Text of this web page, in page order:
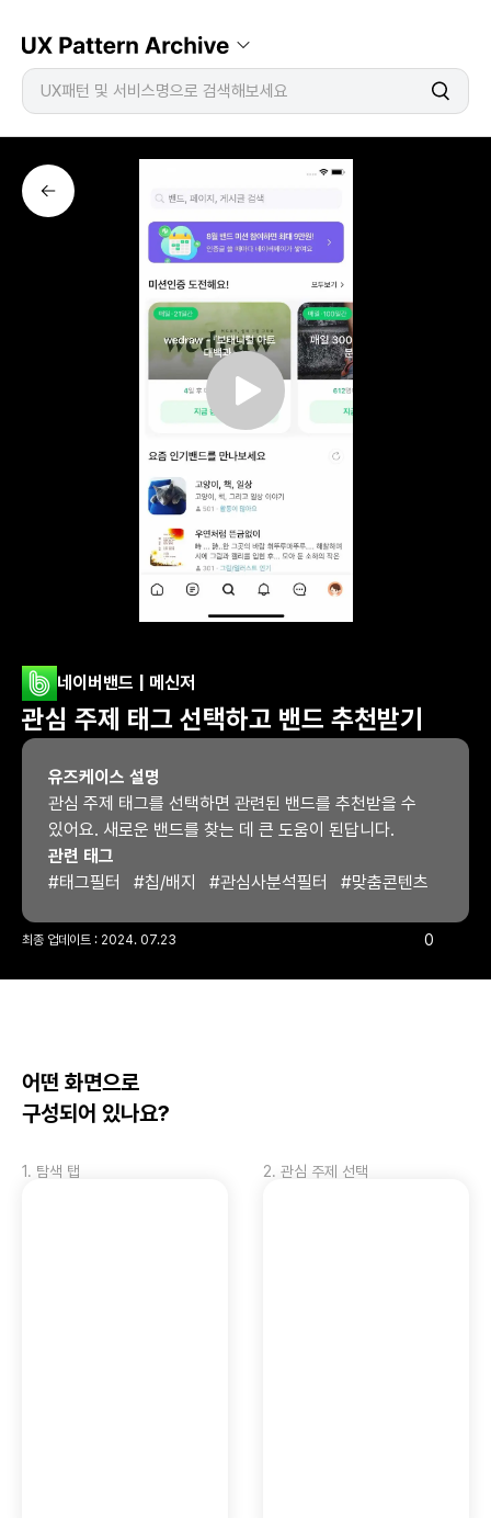
네이버밴드 | 메신저
관심 주제 태그 선택하고 밴드 추천받기
유즈케이스 설명
관심 주제 태그를 선택하면 관련된 밴드를 추천받을 수
있어요. 새로운 밴드를 찾는 데 큰 도움이 된답니다.
관련 태그
#태그필터 #칩/배지 #관심사분석필터 #맞춤콘텐츠
최종 업데이트 : 2024. 07.23 0
어떤 화면으로
구성되어 있나요?
1. 탐색 탭 2. 관심 주제 선택